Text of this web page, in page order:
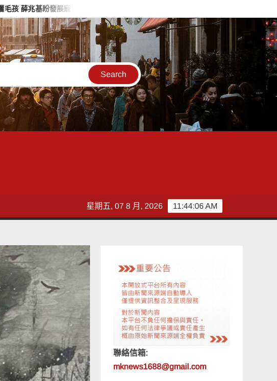
寵物經濟新商機 打造毛孩友善城市
11:44:08 AM
星期五, 07 8 月, 2026
聯絡信箱:
mknews1688@gmail.com